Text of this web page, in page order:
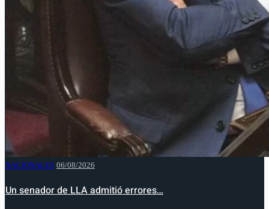
NACIONALES 06/08/2026
Un senador de LLA admitió errores…